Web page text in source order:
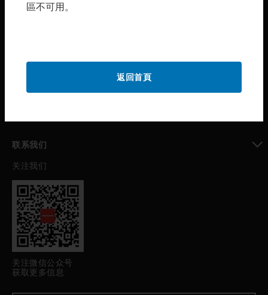
toggle view
联系我们
toggle view
关注我们
关注微信公众号
获取更多信息
區不可用。
返回首頁